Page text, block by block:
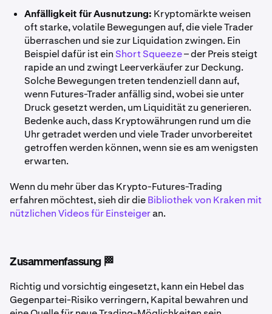
Anfälligkeit für Ausnutzung: Kryptomärkte weisen
oft starke, volatile Bewegungen auf, die viele Trader
überraschen und sie zur Liquidation zwingen. Ein
Beispiel dafür ist ein Short Squeeze– der Preis steigt
rapide an und zwingt Leerverkäufer zur Deckung.
Solche Bewegungen treten tendenziell dann auf,
wenn Futures-Trader anfällig sind, wobei sie unter
Druck gesetzt werden, um Liquidität zu generieren.
Bedenke auch, dass Kryptowährungen rund um die
Uhr getradet werden und viele Trader unvorbereitet
getroffen werden können, wenn sie es am wenigsten
erwarten.
Wenn du mehr über das Krypto-Futures-Trading
erfahren möchtest, sieh dir dieBibliothek von Kraken mit
nützlichen Videos für Einsteigeran.
Zusammenfassung 🏁
Richtig und vorsichtig eingesetzt, kann ein Hebel das
Gegenpartei-Risiko verringern, Kapital bewahren und